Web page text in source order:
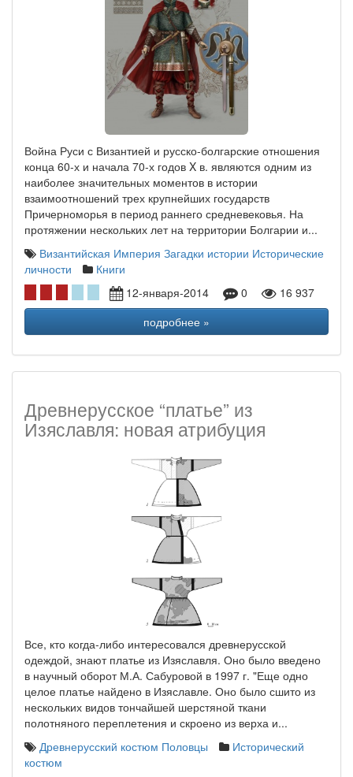
Война Руси с Византией и русско-болгарские отношения
конца 60-х и начала 70-х годов X в. являются одним из
наиболее значительных моментов в истории
взаимоотношений трех крупнейших государств
Причерноморья в период раннего средневековья. На
протяжении нескольких лет на территории Болгарии и...
Византийская Империя Загадки истории Исторические
личности
Книги
12-января-2014
0
16 937
подробнее »
Древнерусское “платье” из
Изяславля: новая атрибуция
Все, кто когда-либо интересовался древнерусской
одеждой, знают платье из Изяславля. Оно было введено
в научный оборот М.А. Сабуровой в 1997 г. "Еще одно
целое платье найдено в Изяславле. Оно было сшито из
нескольких видов тончайшей шерстяной ткани
полотняного переплетения и скроено из верха и...
Древнерусский костюм Половцы
Исторический
костюм